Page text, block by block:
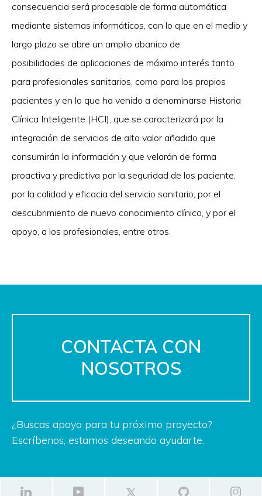
consecuencia será procesable de forma automática
mediante sistemas informáticos, con lo que en el medio y
largo plazo se abre un amplio abanico de
posibilidades de aplicaciones de máximo interés tanto
para profesionales sanitarios, como para los propios
pacientes y en lo que ha venido a denominarse Historia
Clínica Inteligente (HCI), que se caracterizará por la
integración de servicios de alto valor añadido que
consumirán la información y que velarán de forma
proactiva y predictiva por la seguridad de los paciente,
por la calidad y eficacia del servicio sanitario, por el
descubrimiento de nuevo conocimiento clínico, y por el
apoyo, a los profesionales, entre otros.
CONTACTA CON
NOSOTROS
¿Buscas apoyo para tu próximo proyecto?
Escríbenos, estamos deseando ayudarte.